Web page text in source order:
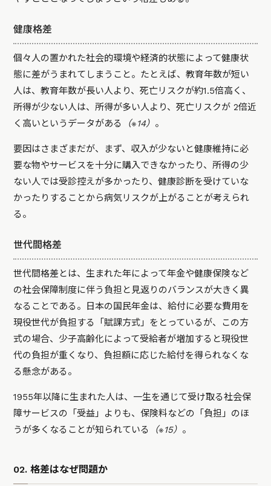
健康格差
個々人の置かれた社会的環境や経済的状態によって健康状
態に差がうまれてしまうこと。たとえば、教育年数が短い
人は、教育年数が長い人より、死亡リスクが約1.5倍高く、
所得が少ない人は、所得が多い人より、死亡リスクが 2倍近
く高いというデータがある
（※14） 。
要因はさまざまだが、まず、収入が少ないと健康維持に必
要な物やサービスを十分に購入できなかったり、所得の少
ない人では受診控えが多かったり、健康診断を受けていな
かったりすることから病気リスクが上がることが考えられ
る。
世代間格差
世代間格差とは、生まれた年によって年金や健康保険など
の社会保障制度に伴う負担と見返りのバランスが大きく異
なることである。日本の国民年金は、給付に必要な費用を
現役世代が負担する「賦課方式」をとっているが、この方
式の場合、少子高齢化によって受給者が増加すると現役世
代の負担が重くなり、負担額に応じた給付を得られなくな
る懸念がある。
1955年以降に生まれた人は、一生を通じて受け取る社会保
障サービスの「受益」よりも、保険料などの「負担」のほ
うが多くなることが知られている
（※15） 。
02. 格差はなぜ問題か